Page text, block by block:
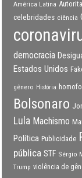
América Latina
celebridades ciência
democracia
Estados Unidos
gênero História
Bolsonaro
Lula Machismo
Política Publicidade
pública STF Sérgio
Trump violência de